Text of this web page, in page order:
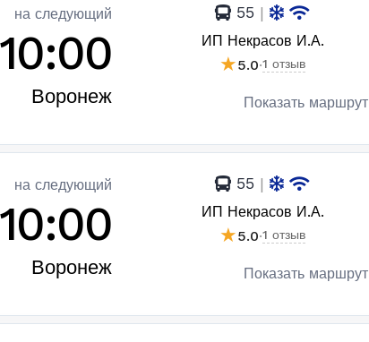
на следующий
10:00
Воронеж
55 |
ИП Некрасов И.А.
★5.0·1 отзыв
Показать маршрут
на следующий
10:00
Воронеж
55 |
ИП Некрасов И.А.
★5.0·1 отзыв
Показать маршрут